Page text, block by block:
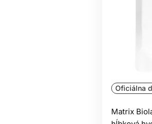
Oficiálna
Matrix